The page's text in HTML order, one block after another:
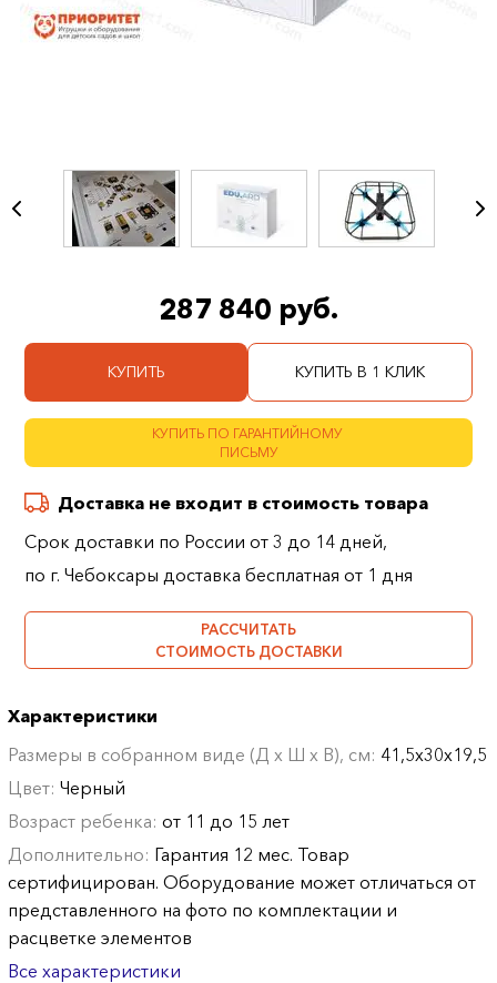
287 840 руб.
КУПИТЬ КУПИТЬ В 1 КЛИК
КУПИТЬ ПО ГАРАНТИЙНОМУ
ПИСЬМУ
Доставка не входит в стоимость товара
Срок доставки по России от 3 до 14 дней,
по г. Чебоксары доставка бесплатная от 1 дня
РАССЧИТАТЬ
СТОИМОСТЬ ДОСТАВКИ
Характеристики
Размеры в собранном виде (Д х Ш х В), см: 41,5х30х19,5
Цвет:Черный
Возраст ребенка:от 11 до 15 лет
Дополнительно: Гарантия 12 мес. Товар
сертифицирован. Оборудование может отличаться от
представленного на фото по комплектации и
расцветке элементов
Все характеристики